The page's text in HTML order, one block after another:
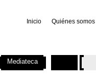
Inicio Quiénes somos
Mediateca